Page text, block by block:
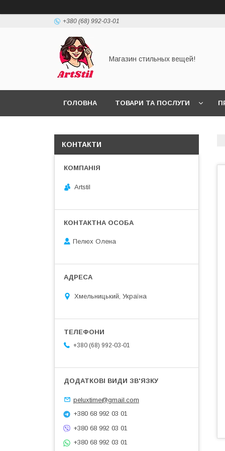
+380 (68) 992-03-01
Магазин стильных вещей!
ГОЛОВНА ТОВАРИ ТА ПОСЛУГИ
КОНТАКТИ
Artstil
Пелюх Олена
Хмельницький, Україна
+380 (68) 992-03-01
peluxtime@gmail.com
+380 68 992 03 01
+380 68 992 03 01
+380 68 992 03 01